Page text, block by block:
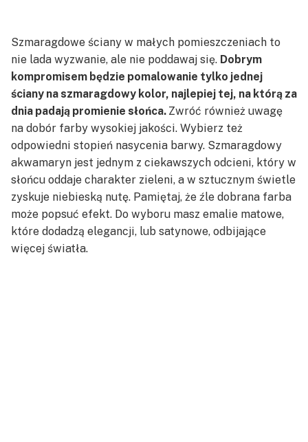
Szmaragdowe ściany w małych pomieszczeniach to
nie lada wyzwanie, ale nie poddawaj się. Dobrym
kompromisem będzie pomalowanie tylko jednej
ściany na szmaragdowy kolor, najlepiej tej, na którą za
dnia padają promienie słońca. Zwróć również uwagę
na dobór farby wysokiej jakości. Wybierz też
odpowiedni stopień nasycenia barwy. Szmaragdowy
akwamaryn jest jednym z ciekawszych odcieni, który w
słońcu oddaje charakter zieleni, a w sztucznym świetle
zyskuje niebieską nutę. Pamiętaj, że źle dobrana farba
może popsuć efekt. Do wyboru masz emalie matowe,
które dodadzą elegancji, lub satynowe, odbijające
więcej światła.